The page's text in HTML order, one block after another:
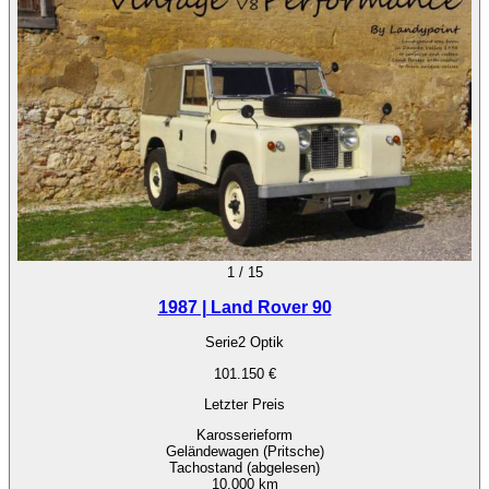
1/ 15
1987 | Land Rover 90
Serie2 Optik
101.150 €
Letzter Preis
Karosserieform
Geländewagen (Pritsche)
Tachostand (abgelesen)
10.000 km